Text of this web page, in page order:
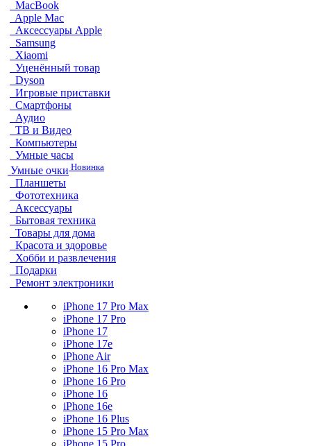
MacBook
Apple Mac
Аксессуары Apple
Samsung
Xiaomi
Уценённый товар
Dyson
Игровые приставки
Смартфоны
Аудио
ТВ и Видео
Компьютеры
Умные часы
Умные очки Новинка
Планшеты
Фототехника
Аксессуары
Бытовая техника
Товары для дома
Красота и здоровье
Хобби и развлечения
Подарки
Ремонт электроники
iPhone 17 Pro Max
iPhone 17 Pro
iPhone 17
iPhone 17e
iPhone Air
iPhone 16 Pro Max
iPhone 16 Pro
iPhone 16
iPhone 16e
iPhone 16 Plus
iPhone 15 Pro Max